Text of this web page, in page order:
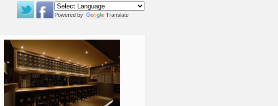
Powered by Translate